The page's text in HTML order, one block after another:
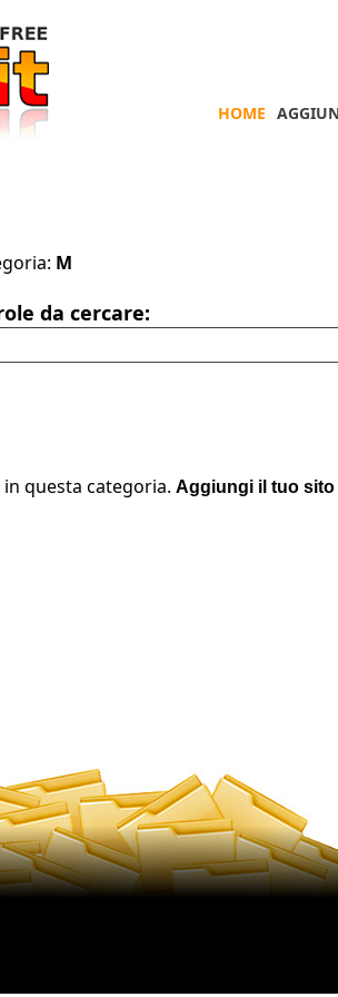
HOME
M
da cercare:
questa categoria. Aggiungi il tuo